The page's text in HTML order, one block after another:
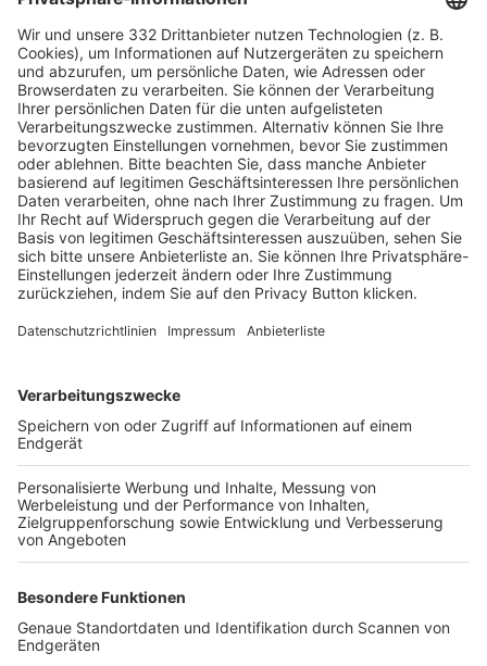
HÄUFIG BESUCHTE SEITEN
Pässe und Vereinswechsel
Trainerausbildung
Schulungsangebot Vereinsmitarbeiter
BFV-Geschäftsstellen
Trainerbörse
Login SpielPlus
FOLGE DEM BFV
TOP-VEREINE
TOP-PARTNER